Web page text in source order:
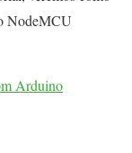
NodeMCU
Arduino